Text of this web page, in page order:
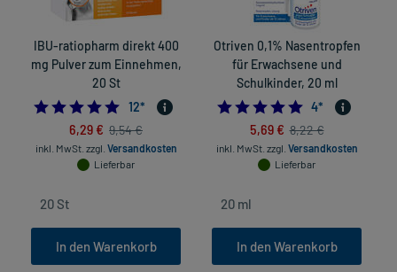
IBU-ratiopharm direkt 400
mg Pulver zum Einnehmen,
20 St
4.833333333333333
12*
6,29 € 9,54 €
inkl. MwSt. zzgl. Versandkosten
Lieferbar
In den Warenkorb
Otriven 0,1% Nasentropfen
für Erwachsene und
Schulkinder, 20 ml
5.0
4*
5,69 € 8,22 €
inkl. MwSt. zzgl. Versandkosten
Lieferbar
In den Warenkorb